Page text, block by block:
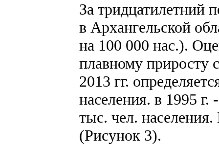
За тридцатилетний
в Архангельской
на 100 000 нас.).
плавному приросту
2013 гг.
населения. в 1995 г.
тыс. чел. населения.
(Рисунок 3).